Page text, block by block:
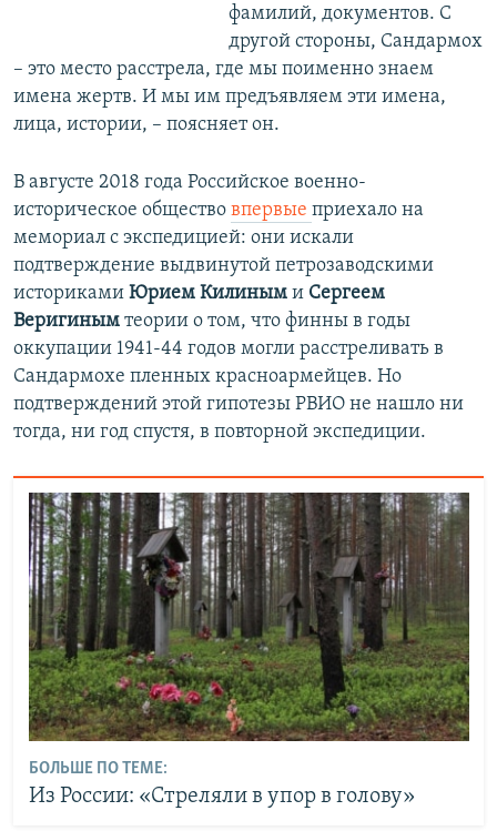
фамилий, документов. С
другой стороны, Сандармох
– это место расстрела, где мы поименно знаем
имена жертв. И мы им предъявляем эти имена,
лица, истории, – поясняет он.
В августе 2018 года Российское военно-
историческое общество впервые приехало на
мемориал с экспедицией: они искали
подтверждение выдвинутой петрозаводскими
историками Юрием Килиным и Сергеем
Веригиным теории о том, что финны в годы
оккупации 1941-44 годов могли расстреливать в
Сандармохе пленных красноармейцев. Но
подтверждений этой гипотезы РВИО не нашло ни
тогда, ни год спустя, в повторной экспедиции.
БОЛЬШЕ ПО ТЕМЕ:
Из России: «Стреляли в упор в голову»